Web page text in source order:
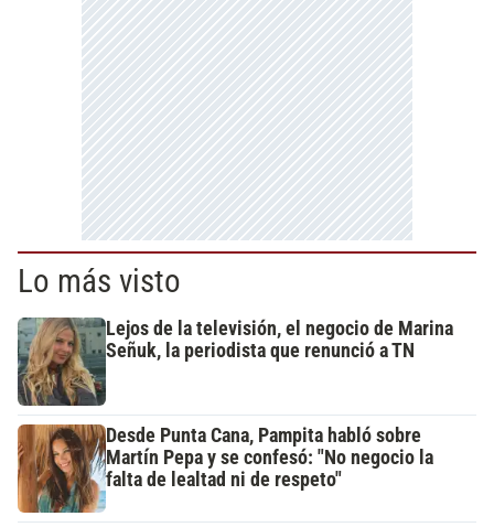
Lo más visto
Lejos de la televisión, el negocio de Marina
Señuk, la periodista que renunció a TN
Desde Punta Cana, Pampita habló sobre
Martín Pepa y se confesó: "No negocio la
falta de lealtad ni de respeto"